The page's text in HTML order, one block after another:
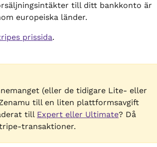
till ditt bankkonto är
europeiska länder.
prissida.
(eller de tidigare Lite- eller
till en liten plattformsavgift
till Expert eller Ultimate? Då
transaktioner.